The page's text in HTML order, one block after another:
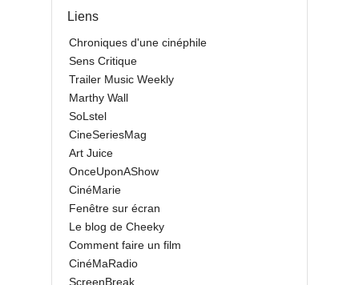
Liens
Chroniques d'une cinéphile
Sens Critique
Trailer Music Weekly
Marthy Wall
SoLstel
CineSeriesMag
Art Juice
OnceUponAShow
CinéMarie
Fenêtre sur écran
Le blog de Cheeky
Comment faire un film
CinéMaRadio
ScreenBreak